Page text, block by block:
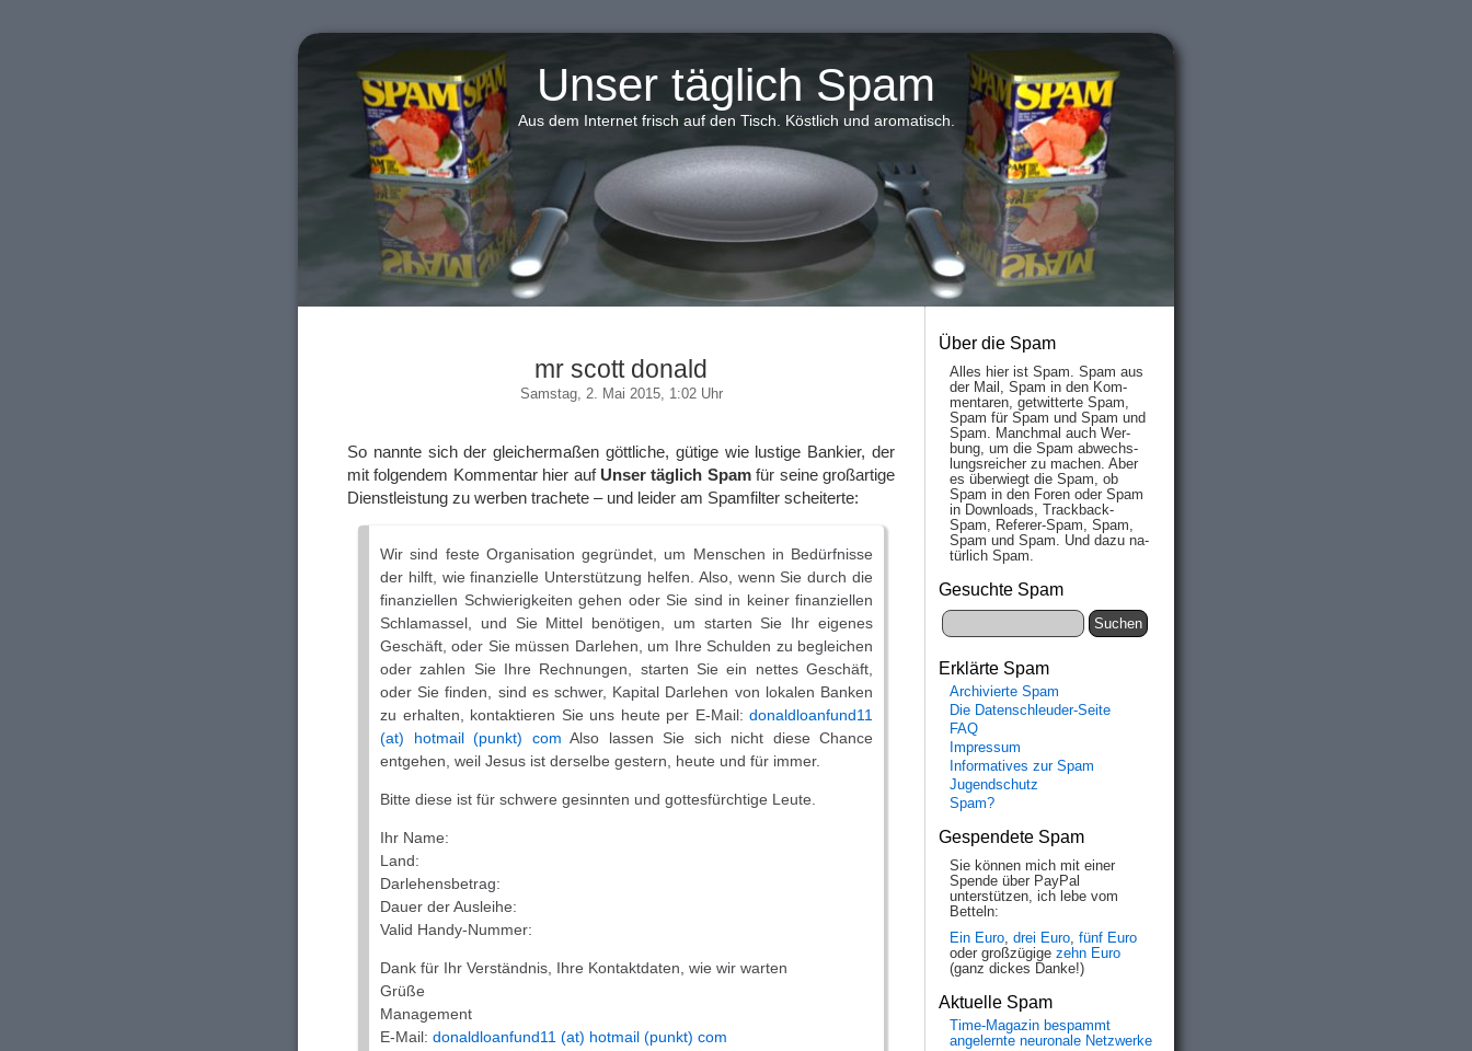
Unser täglich Spam
Aus dem Internet frisch auf den Tisch. Köstlich und aromatisch.
mr scott donald
Samstag, 2. Mai 2015, 1:02 Uhr
So nannte sich der gleichermaßen göttliche, gütige wie lustige Bankier, der
mit folgendem Kommentar hier auf Unser täglich Spamfür seine großartige
Dienstleistung zu werben trachete – und leider am Spamfilter scheiterte:
Wir sind feste Organisation gegründet, um Menschen in Bedürfnisse
der hilft, wie finanzielle Unterstützung helfen. Also, wenn Sie durch die
finanziellen Schwierigkeiten gehen oder Sie sind in keiner finanziellen
Schlamassel, und Sie Mittel benötigen, um starten Sie Ihr eigenes
Geschäft, oder Sie müssen Darlehen, um Ihre Schulden zu begleichen
oder zahlen Sie Ihre Rechnungen, starten Sie ein nettes Geschäft,
oder Sie finden, sind es schwer, Kapital Darlehen von lokalen Banken
zu erhalten, kontaktieren Sie uns heute per E-Mail: donaldloanfund11
(at) hotmail (punkt) com Also lassen Sie sich nicht diese Chance
entgehen, weil Jesus ist derselbe gestern, heute und für immer.
Bitte diese ist für schwere gesinnten und gottesfürchtige Leute.
Ihr Name:
Land:
Darlehensbetrag:
Dauer der Ausleihe:
Valid Handy-Nummer:
Dank für Ihr Verständnis, Ihre Kontaktdaten, wie wir warten
Grüße
Management
E-Mail: donaldloanfund11 (at) hotmail (punkt) com
Über die Spam
Alles hier ist Spam. Spam aus
der Mail, Spam in den Kom­
men­taren, ge­twit­ter­te Spam,
Spam für Spam und Spam und
Spam. Manch­mal auch Wer­
bung, um die Spam ab­wechs­
lungs­reich­er zu mach­en. Aber
es über­wiegt die Spam, ob
Spam in den Fo­ren oder Spam
in Down­loads, Track­back-
Spam, Re­fe­rer-Spam, Spam,
Spam und Spam. Und da­zu na­
tür­lich Spam.
Gesuchte Spam
Erklärte Spam
Archivierte Spam
Die Datenschleuder-Seite
FAQ
Impressum
Informatives zur Spam
Jugendschutz
Spam?
Gespendete Spam
Sie können mich mit einer
Spende über PayPal
unterstützen, ich lebe vom
Betteln:
Ein Euro, drei Euro, fünf Euro
oder großzügige zehn Euro
(ganz dickes Danke!)
Aktuelle Spam
Time-Magazin bespammt
angelernte neuronale Netzwerke